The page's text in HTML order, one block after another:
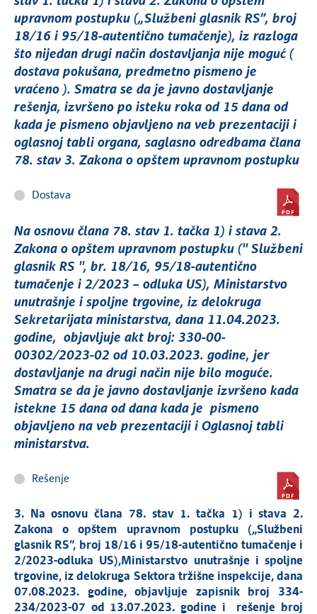
upravnom postupku („Službeni glasnik RS”, broj
18/16 i 95/18-autentično tumačenje), iz razloga
što nijedan drugi način dostavljanja nije moguć (
dostava pokušana, predmetno pismeno je
vraćeno ). Smatra se da je javno dostavljanje
rešenja, izvršeno po isteku roka od 15 dana od
kada je pismeno objavljeno na veb prezentaciji i
oglasnoj tabli organa, saglasno odredbama člana
78. stav 3. Zakona o opštem upravnom postupku
Dostava
Na osnovu člana 78. stav 1. tačka 1) i stava 2.
Zakona o opštem upravnom postupku ('' Službeni
glasnik RS '', br. 18/16, 95/18-autentično
tumačenje i 2/2023 – odluka US), Ministarstvo
unutrašnje i spoljne trgovine, iz delokruga
Sekretarijata ministarstva, dana 11.04.2023.
godine, objavljuje akt broj: 330-00-
00302/2023-02 od 10.03.2023. godine, jer
dostavljanje na drugi način nije bilo moguće.
Smatra se da je javno dostavljanje izvršeno kada
istekne 15 dana od dana kada je pismeno
objavljeno na veb prezentaciji i Oglasnoj tabli
ministarstva.
Rešenje
3. Na osnovu člana 78. stav 1. tačka 1) i stava 2.
Zakona o opštem upravnom postupku („Službeni
glasnik RS”, broj 18/16 i 95/18-autentično tumačenje i
2/2023-odluka US),Ministarstvo unutrašnje i spoljne
trgovine, iz delokruga Sektora tržišne inspekcije, dana
07.08.2023. godine, objavljuje zapisnik broj 334-
234/2023-07 od 13.07.2023. godine i rešenje broj